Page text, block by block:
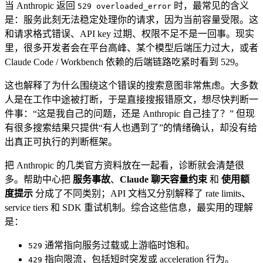
当 Anthropic 返回 529 overloaded_error 时，最常见的含义
是：服务此刻无法稳定处理你的请求，因为当前容量受限。这
和请求格式错误、API key 过期、权限不足不是一回事。现实
里，很多开发者会在平台高峰、某个模型后端压力过大，或者
Claude Code / Workbench 依赖的后端链路吃紧时看到 529。
这也解释了为什么围绕这个错误的搜索意图非常焦虑。大多数
人是在工作中途被打断，于是直接搜报错原文，想尽快判断一
件事：“这是我自己的问题，还是 Anthropic 自己挂了？” 但现
有很多搜索结果只提供“有人也遇到了”的情绪确认，却没有给
出真正可执行的判断框架。
把 Anthropic 的几类官方资料放在一起看，诊断就会清楚很
多。帮助中心把 服务事故、 Claude 聊天容量约束和 使用额
度提示 分成了不同类别；API 文档又分别解释了 rate limits、
service tiers 和 SDK 重试机制。综合这些信息，最实用的理解
是：
529 通常指向服务过载或上游临时饱和。
429 指向限流，包括短时突发或 acceleration 行为。